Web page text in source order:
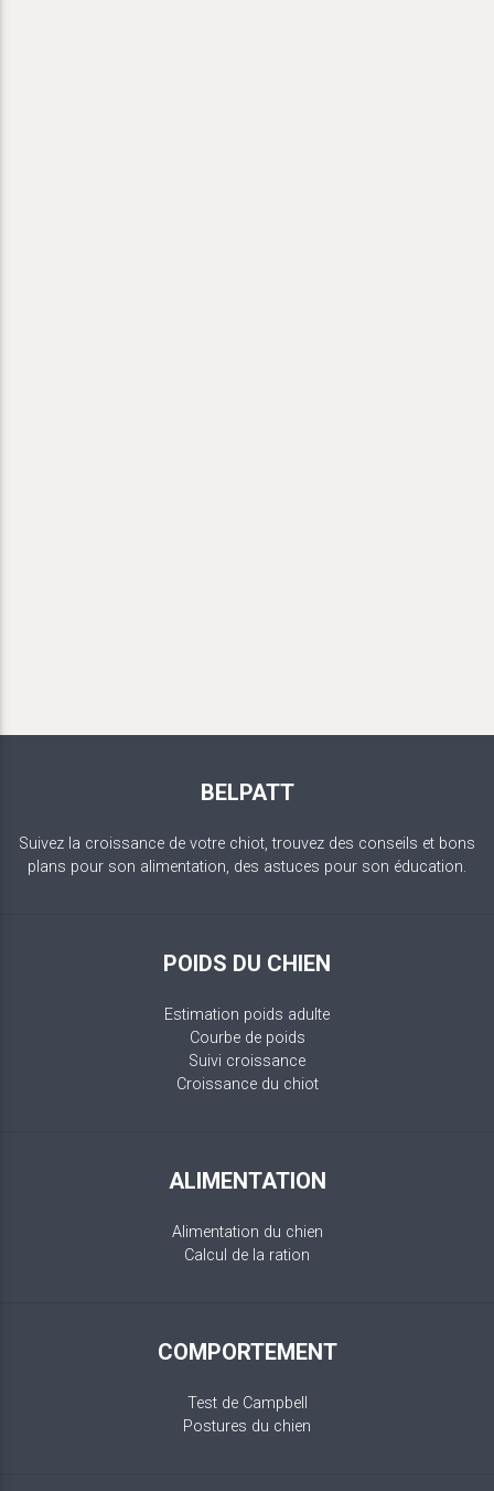
BELPATT
Suivez la croissance de votre chiot, trouvez des conseils et bons
plans pour son alimentation, des astuces pour son éducation.
POIDS DU CHIEN
Estimation poids adulte
Courbe de poids
Suivi croissance
Croissance du chiot
ALIMENTATION
Alimentation du chien
Calcul de la ration
COMPORTEMENT
Test de Campbell
Postures du chien